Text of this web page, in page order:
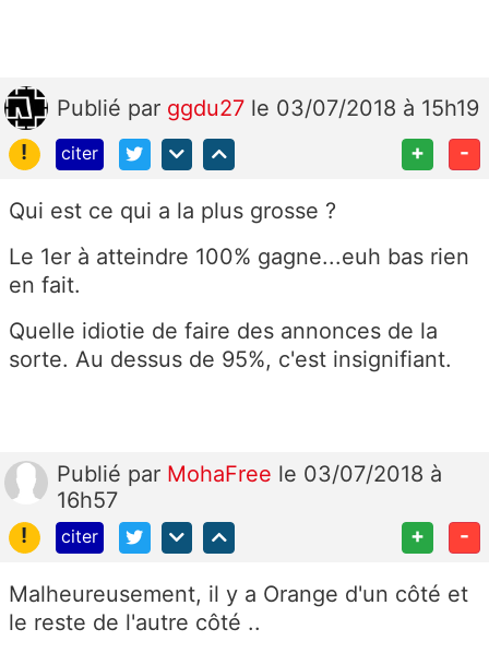
Publié par ggdu27 le 03/07/2018 à 15h19
!
citer + -
Qui est ce qui a la plus grosse ?
Le 1er à atteindre 100% gagne...euh bas rien
en fait.
Quelle idiotie de faire des annonces de la
sorte. Au dessus de 95%, c'est insignifiant.
Publié par MohaFree le 03/07/2018 à
16h57
!
citer + -
Malheureusement, il y a Orange d'un côté et
le reste de l'autre côté ..